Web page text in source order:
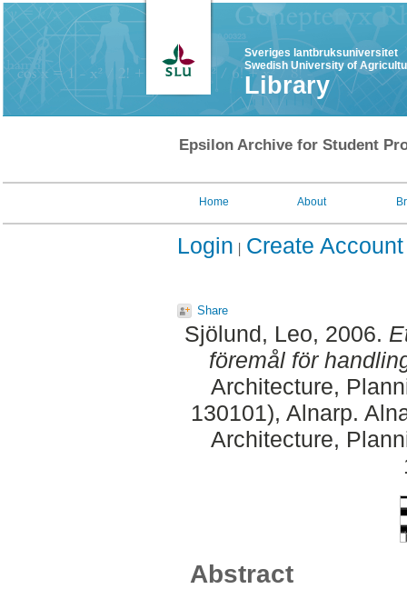
Sveriges lantbruksuniversitet
Swedish University of
Library
Epsilon Archive for Student
Home About
Login Create Account
Share
Sjölund, Leo, 2006.
föremål för
Architecture,
130101), Alnarp.
Architecture,
Abstract